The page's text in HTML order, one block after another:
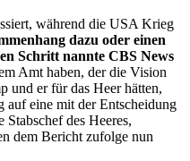
während die USA Krieg
dazu oder einen
Schritt nannte CBS News
Amt haben, der die Vision
und er für das Heer hätten,
auf eine mit der Entscheidung
Stabschef des Heeres,
dem Bericht zufolge nun